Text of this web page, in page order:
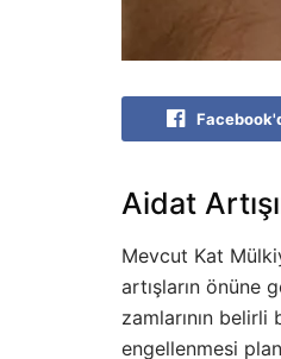
Aidat
Mevcut Kat
artışların önüne
zamlarının
engellenmesi